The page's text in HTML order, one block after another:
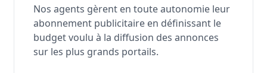
Nos agents gèrent en toute autonomie leur
abonnement publicitaire en définissant le
budget voulu à la diffusion des annonces
sur les plus grands portails.